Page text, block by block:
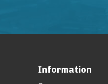
Information